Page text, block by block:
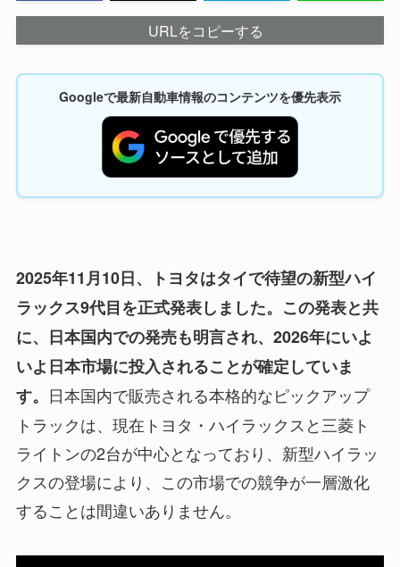
URLをコピーする
Googleで最新自動車情報のコンテンツを優先表示
2025年11月10日、トヨタはタイで待望の新型ハイ
ラックス9代目を正式発表しました。この発表と共
に、日本国内での発売も明言され、2026年にいよ
いよ日本市場に投入されることが確定していま
す。 日本国内で販売される本格的なピックアップ
トラックは、現在トヨタ・ハイラックスと三菱ト
ライトンの2台が中心となっており、新型ハイラッ
クスの登場により、この市場での競争が一層激化
することは間違いありません。